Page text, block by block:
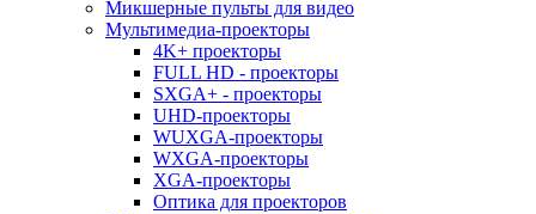
Микшерные пульты для видео
Мультимедиа-проекторы
4K+ проекторы
FULL HD - проекторы
SXGA+ - проекторы
UHD-проекторы
WUXGA-проекторы
WXGA-проекторы
XGA-проекторы
Оптика для проекторов